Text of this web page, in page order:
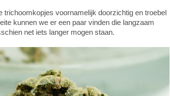
voornamelijk doorzichtig en troebel
kunnen we er een paar vinden die langzaam
net iets langer mogen staan.